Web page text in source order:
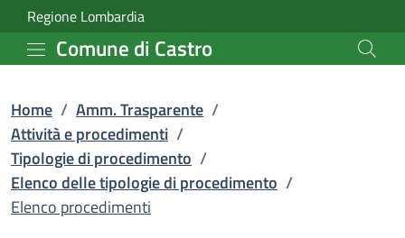
Vai al contenuto principale
Elenco procedimenti |
Regione Lombardia
Comune di Castro
Home / Amm. Trasparente /
Attività e procedimenti /
Tipologie di procedimento /
Elenco delle tipologie di procedimento /
Elenco procedimenti